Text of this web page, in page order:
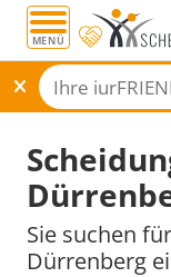
MENÜ
Sie suchen
Dürrenberg